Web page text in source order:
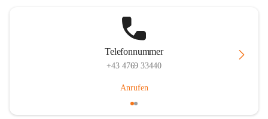
Telefonnummer
+43 4769 33440
Anrufen